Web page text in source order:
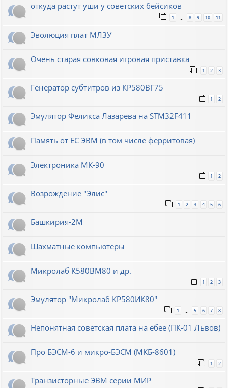
откуда растут уши у советских бейсиков
1 8 9 10 11
Эволюция плат МЛЗУ
Очень старая совковая игровая приставка
1 2 3
Генератор субтитров из КР580ВГ75
1 2
Эмулятор Феликса Лазарева на STM32F411
Память от ЕС ЭВМ (в том числе ферритовая)
Электроника МК-90
1 2
Возрождение "Элис"
1 2 3 4 5 6
Башкирия-2М
Шахматные компьютеры
Микролаб К580ВМ80 и др.
1 2 3
Эмулятор "Микролаб КР580ИК80"
1 … 5 6 7 8
Непонятная советская плата на ебее (ПК-01 Львов)
Про БЭСМ-6 и микро-БЭСМ (МКБ-8601)
1 2
Транзисторные ЭВМ серии МИР